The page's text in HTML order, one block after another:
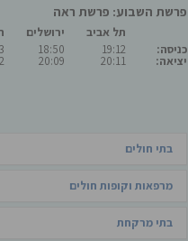
פרשת השבוע: פרשת ראה
כניסה:
יציאה:
תל אביב
19:12
20:11
ירושלים
18:50
20:09
בתי חולים
מרפאות וקופות חולים
בתי מרקחת